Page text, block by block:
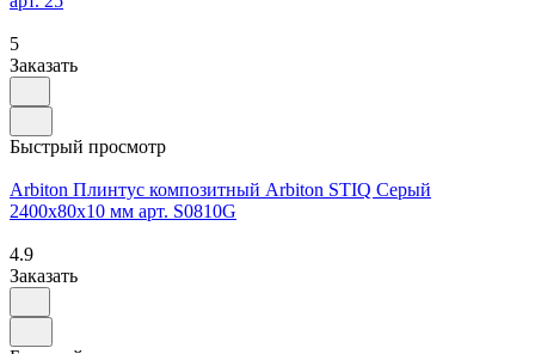
5
Заказать
Быстрый просмотр
Arbiton Плинтус композитный Arbiton STIQ Серый
2400х80х10 мм арт. S0810G
4.9
Заказать